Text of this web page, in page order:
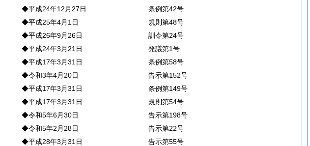
◆平成24年12月27日
条例第42号
◆平成25年4月1日
規則第48号
◆平成26年9月26日
訓令第24号
◆平成24年3月21日
発議第1号
◆平成17年3月31日
条例第58号
◆令和3年4月20日
告示第152号
◆平成17年3月31日
条例第149号
◆平成17年3月31日
規則第54号
◆令和5年6月30日
告示第198号
◆令和5年2月28日
告示第22号
◆平成28年3月31日
告示第55号